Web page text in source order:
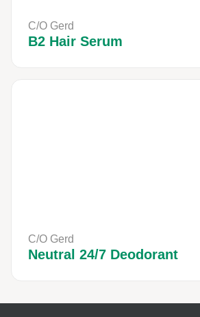
C/O Gerd
B2 Hair Serum
C/O Gerd
Neutral 24/7 Deodorant